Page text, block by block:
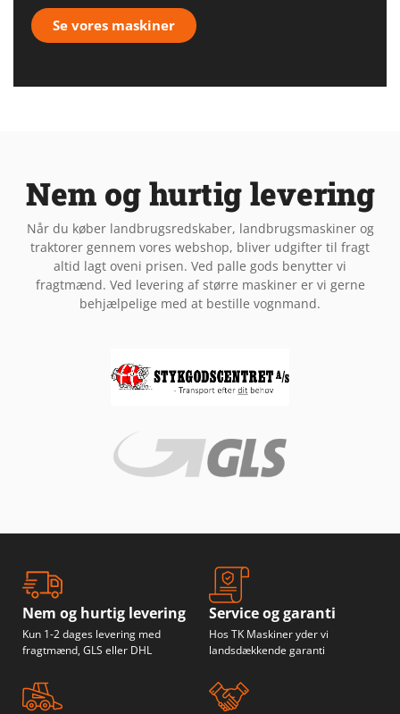
Se vores maskiner
Nem og hurtig levering
Når du køber landbrugsredskaber, landbrugsmaskiner og
traktorer gennem vores webshop, bliver udgifter til fragt
altid lagt oveni prisen. Ved palle gods benytter vi
fragtmænd. Ved levering af større maskiner er vi gerne
behjælpelige med at bestille vognmand.
Nem og hurtig levering
Kun 1-2 dages levering med
fragtmænd, GLS eller DHL
Service og garanti
Hos TK Maskiner yder vi
landsdækkende garanti